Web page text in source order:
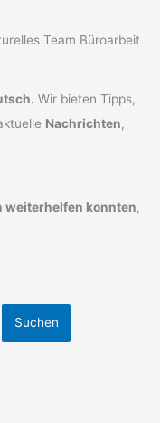
Wir bieten Tipps,
Nachrichten,
weiterhelfen konnten,
Suchen